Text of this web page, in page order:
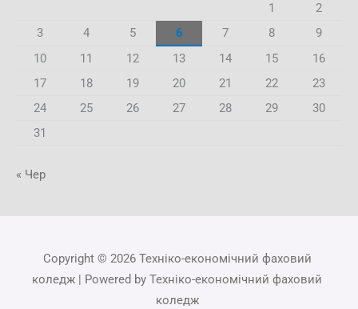
1
2
3
4 5 6 7 8
9
10
11 12 13 14 15
16
17
18 19 20 21 22
23
24
25 26 27 28 29
30
31
« Чер
Copyright © 2026 Техніко-економічний фаховий
коледж | Powered by Техніко-економічний фаховий
коледж